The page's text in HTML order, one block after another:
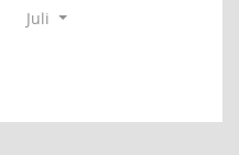
Juli